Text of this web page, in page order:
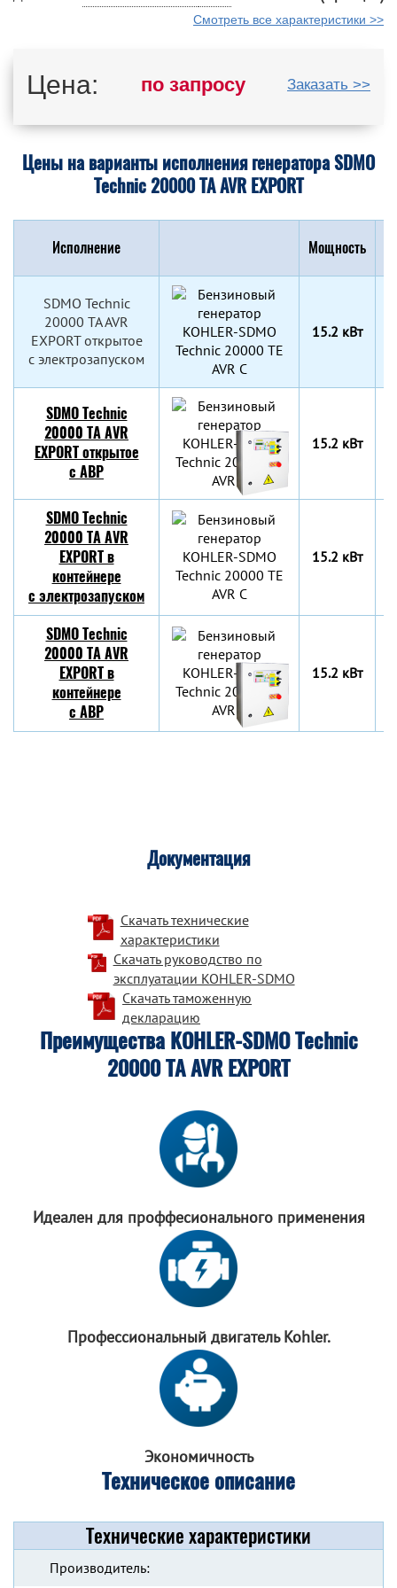
Смотреть все характеристики >>
Цена: по запросу Заказать >>
Цены на варианты исполнения генератора SDMO
Technic 20000 TA AVR EXPORT
Исполнение Мощность
SDMO Technic
20000 TA AVR
EXPORT открытое
с электрозапуском
15.2 кВт
SDMO Technic
20000 TA AVR
EXPORT открытое
c АВР
15.2 кВт
SDMO Technic
20000 TA AVR
EXPORT в
контейнере
с электрозапуском
15.2 кВт
SDMO Technic
20000 TA AVR
EXPORT в
контейнере
c АВР
15.2 кВт
Документация
Скачать технические
характеристики
Скачать руководство по
эксплуатации KOHLER-SDMO
Скачать таможенную
декларацию
Преимущества KOHLER-SDMO Technic
20000 TA AVR EXPORT
Идеален для проффесиональногоприменения
Профессиональныйдвигатель Kohler.
Экономичность
Техническое описание
Технические характеристики
Производитель: